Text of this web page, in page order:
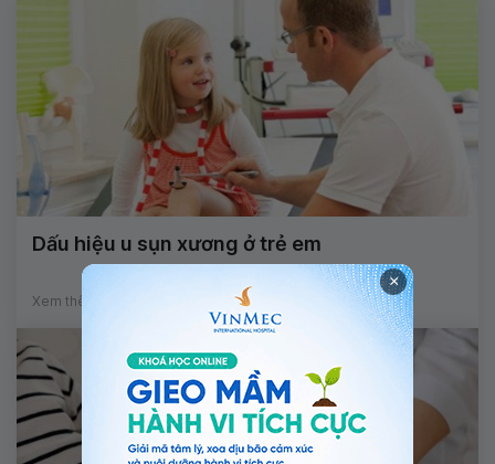
Dấu hiệu u sụn xương ở trẻ em
Xem thêm
×